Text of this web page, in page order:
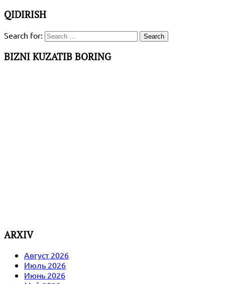
QIDIRISH
Search for:
BIZNI KUZATIB BORING
ARXIV
Август 2026
Июль 2026
Июнь 2026